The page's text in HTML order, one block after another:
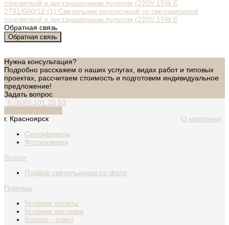
2791/600/12 (1) Светильник потолочный со светодиодной
подсветкой и дистанционным пультом (220V 15W E
Обратная связь
Обратная связь
Нужна консультация?
Подробно расскажем о наших услугах, видах работ и типовых
проектах, рассчитаем стоимость и подготовим индивидуальное
предложение!
Задать вопрос
8 (800) 101 20 53
г. Красноярск
О компании
Сертификаты
Фотогалерея
Услуги
Подбор светильников по фото
Помощь
Условия оплаты
Условия доставки
Вопрос - ответ